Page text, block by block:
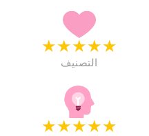
★
★
★
★
★
التصنيف
★
★
★
★
★